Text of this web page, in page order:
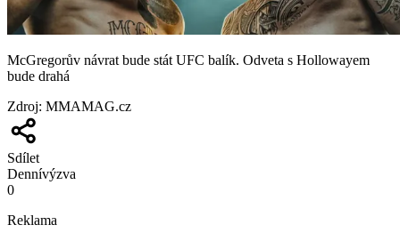
McGregorův návrat bude stát UFC balík. Odveta s Hollowayem
bude drahá
Zdroj: MMAMAG.cz
Sdílet
Dennívýzva
0
Reklama